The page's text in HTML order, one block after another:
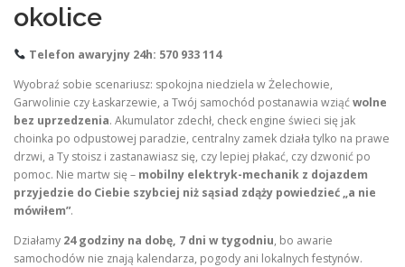
okolice
Telefon awaryjny 24h: 570 933 114
Wyobraź sobie scenariusz: spokojna niedziela w Żelechowie,
Garwolinie czy Łaskarzewie, a Twój samochód postanawia wziąćwolne
bez uprzedzenia. Akumulator zdechł, check engine świeci się jak
choinka po odpustowej paradzie, centralny zamek działa tylko na prawe
drzwi, a Ty stoisz i zastanawiasz się, czy lepiej płakać, czy dzwonić po
pomoc. Nie martw się – mobilny elektryk-mechanik z dojazdem
przyjedzie do Ciebie szybciej niż sąsiad zdąży powiedzieć „a nie
mówiłem”.
Działamy 24 godziny na dobę, 7 dni w tygodniu, bo awarie
samochodów nie znają kalendarza, pogody ani lokalnych festynów.